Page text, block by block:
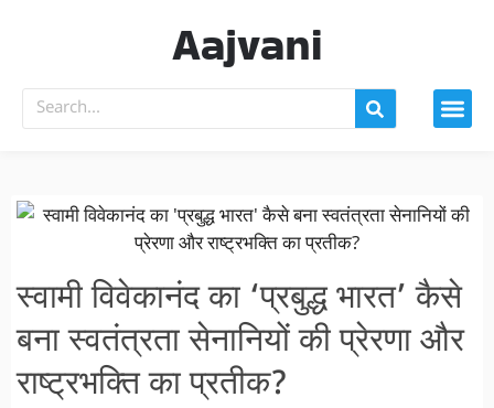
Aajvani
स्वामी विवेकानंद का ‘प्रबुद्ध भारत’ कैसे
बना स्वतंत्रता सेनानियों की प्रेरणा और
राष्ट्रभक्ति का प्रतीक?